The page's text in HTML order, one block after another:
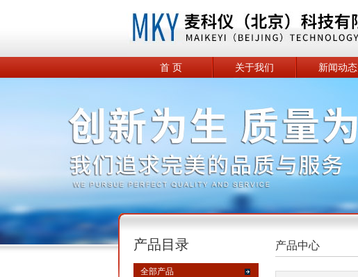
首 页 关于我们 新闻动态
产品目录
全部产品
产品中心